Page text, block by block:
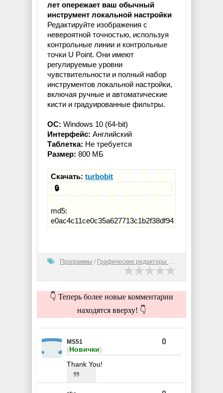
лет опережает ваш обычный
инструмент локальной настройки
Редактируйте изображения с
невероятной точностью, используя
контрольные линии и контрольные
точки U Point. Они имеют
регулируемые уровни
чувствительности и полный набор
инструментов локальной настройки,
включая ручные и автоматические
кисти и градуированные фильтры.
ОС: Windows 10 (64-bit)
Интерфейс: Английский
Таблетка: Не требуется
Размер: 800 МБ
Скачать:turbobit
🔒
md5:
e0ac4c11ce0c35a627713c1b2f38df94
Программы / Графические редакторы (2D)
👇 Теперь более новые комментарии
находятся вверху! 👇
MS51
(Новички)
0
Thank You!